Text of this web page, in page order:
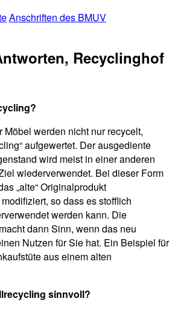
Anschriften des BMUV
Recyclinghof
werden nicht nur recycelt,
aufgewertet. Der ausgediente
wird meist in einer anderen
wiederverwendet. Bei dieser Form
„alte“ Originalprodukt
so dass es stofflich
werden kann. Die
dann Sinn, wenn das neu
Nutzen für Sie hat. Ein Beispiel für
aus einem alten
sinnvoll?